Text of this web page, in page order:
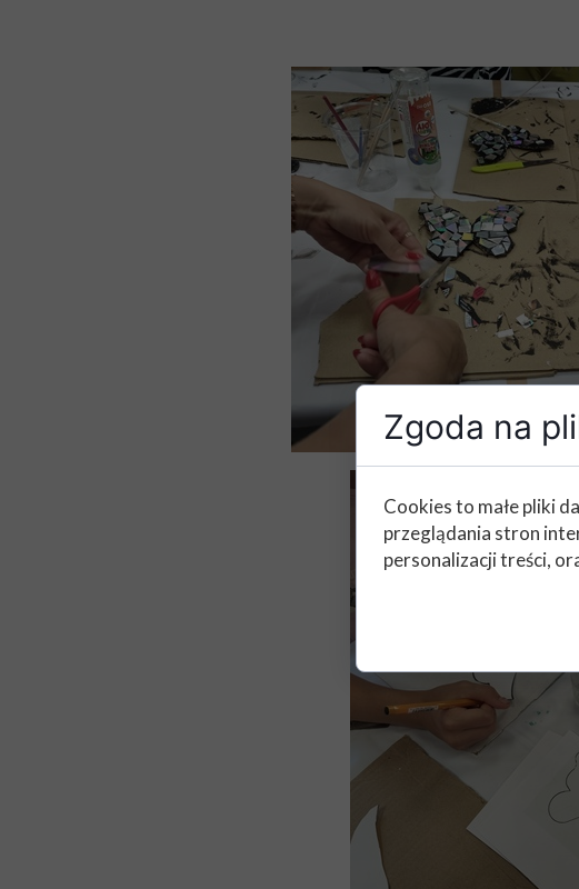
Zgoda na
Cookies to małe pliki
przeglądania stron
personalizacji treści,